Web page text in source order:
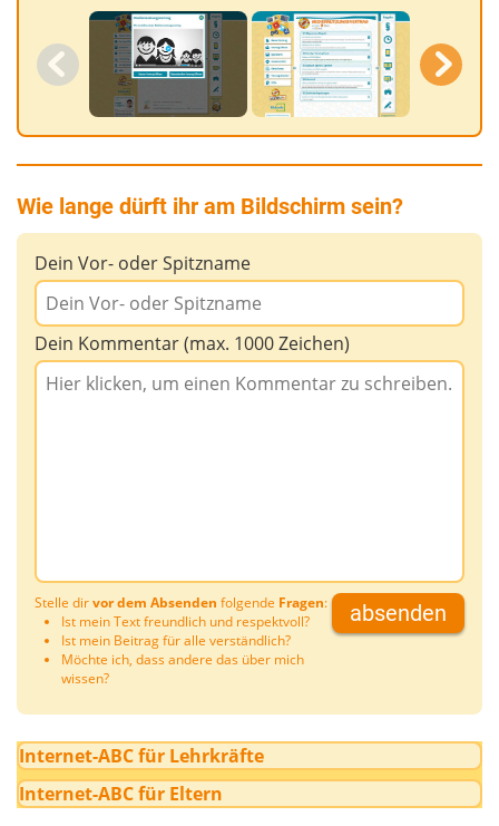
Wie lange dürft ihr am Bildschirm sein?
Dein Vor- oder Spitzname
Dein Kommentar (max. 1000 Zeichen)
Stelle dirvor dem Absenden folgende Fragen:
Ist mein Text freundlich und respektvoll?
Ist mein Beitrag für alle verständlich?
Möchte ich, dass andere das über mich
wissen?
absenden
Internet-ABC für Lehrkräfte
Internet-ABC für Eltern